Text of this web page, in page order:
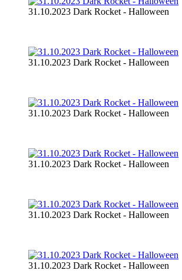
31.10.2023 Dark Rocket - Halloween
31.10.2023 Dark Rocket - Halloween
31.10.2023 Dark Rocket - Halloween
31.10.2023 Dark Rocket - Halloween
31.10.2023 Dark Rocket - Halloween
31.10.2023 Dark Rocket - Halloween